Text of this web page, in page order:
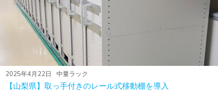
2025年4月22日 中量ラック
【山梨県】取っ手付きのレール式移動棚を導入